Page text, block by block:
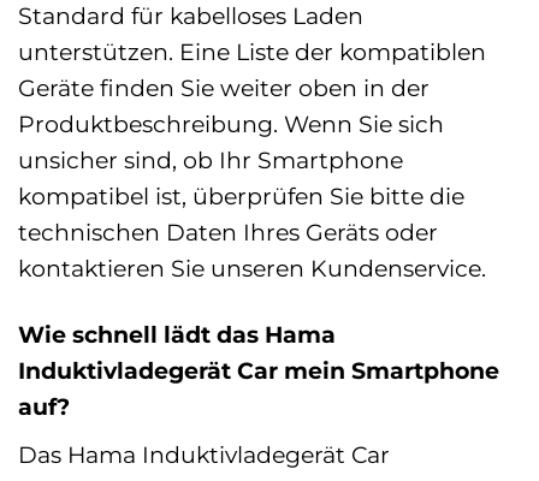
Standard für kabelloses Laden
unterstützen. Eine Liste der kompatiblen
Geräte finden Sie weiter oben in der
Produktbeschreibung. Wenn Sie sich
unsicher sind, ob Ihr Smartphone
kompatibel ist, überprüfen Sie bitte die
technischen Daten Ihres Geräts oder
kontaktieren Sie unseren Kundenservice.
Wie schnell lädt das Hama
Induktivladegerät Car mein Smartphone
auf?
Das Hama Induktivladegerät Car